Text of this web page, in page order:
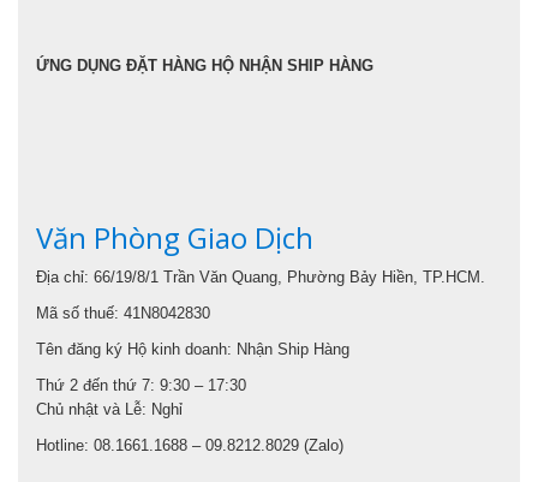
ỨNG DỤNG ĐẶT HÀNG HỘ NHẬN SHIP HÀNG
Văn Phòng Giao Dịch
Địa chỉ: 66/19/8/1 Trần Văn Quang, Phường Bảy Hiền, TP.HCM.
Mã số thuế: 41N8042830
Tên đăng ký Hộ kinh doanh: Nhận Ship Hàng
Thứ 2 đến thứ 7: 9:30 – 17:30
Chủ nhật và Lễ: Nghỉ
Hotline: 08.1661.1688 – 09.8212.8029 (Zalo)